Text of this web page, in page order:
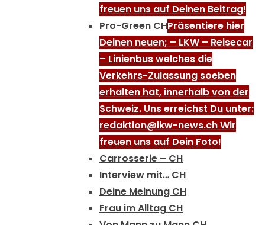
freuen uns auf Deinen Beitrag!
Pro-Green CHPräsentiere hier
Deinen neuen; – LKW – Reisecar
– Linienbus welches die
Verkehrs-Zulassung soeben
erhalten hat, innerhalb von der
Schweiz. Uns erreichst Du unter:
redaktion@lkw-news.ch Wir
freuen uns auf Dein Foto!
Carrosserie – CH
Interview mit… CH
Deine Meinung CH
Frau im Alltag CH